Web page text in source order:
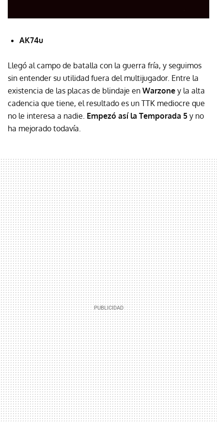
AK74u
Llegó al campo de batalla con la guerra fría, y seguimos
sin entender su utilidad fuera del multijugador. Entre la
existencia de las placas de blindaje en Warzone y la alta
cadencia que tiene, el resultado es un TTK mediocre que
no le interesa a nadie. Empezó así la Temporada 5 y no
ha mejorado todavía.